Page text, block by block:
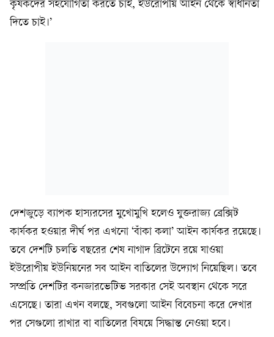
কৃষকদের সহযোগিতা করতে চাই, ইউরোপীয় আইন থেকে স্বাধীনতা
দিতে চাই।’
দেশজুড়ে ব্যাপক হাস্যরসের মুখোমুখি হলেও যুক্তরাজ্য ব্রেক্সিট
কার্যকর হওয়ার দীর্ঘ পর এখনো ‘বাঁকা কলা’ আইন কার্যকর রয়েছে।
তবে দেশটি চলতি বছরের শেষ নাগাদ ব্রিটেনে রয়ে যাওয়া
ইউরোপীয় ইউনিয়নের সব আইন বাতিলের উদ্যোগ নিয়েছিল। তবে
সম্প্রতি দেশটির কনজারভেটিভ সরকার সেই অবস্থান থেকে সরে
এসেছে। তারা এখন বলছে, সবগুলো আইন বিবেচনা করে দেখার
পর সেগুলো রাখার বা বাতিলের বিষয়ে সিদ্ধান্ত নেওয়া হবে।